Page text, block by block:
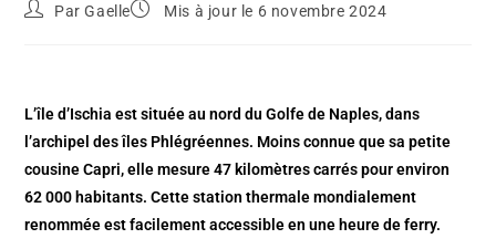
ParGaelle Mis à jour le 6 novembre 2024
L’île d’Ischia est située au nord du Golfe de Naples, dans
l’archipel des îles Phlégréennes. Moins connue que sa petite
cousine Capri, elle mesure 47 kilomètres carrés pour environ
62 000 habitants. Cette station thermale mondialement
renommée est facilement accessible en une heure de ferry.